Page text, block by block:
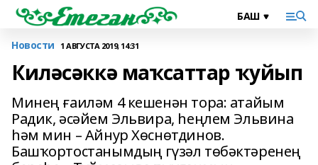
Новости 1 АВГУСТА 2019, 14:31
Киләсәккә маҡсаттар ҡуйып
Минең ғаиләм 4 кешенән тора: атайым
Радик, әсәйем Эльвира, һеңлем Эльвина
һәм мин – Айнур Хөснөтдинов.
Башҡортостанымдың гүзәл төбәктәренең